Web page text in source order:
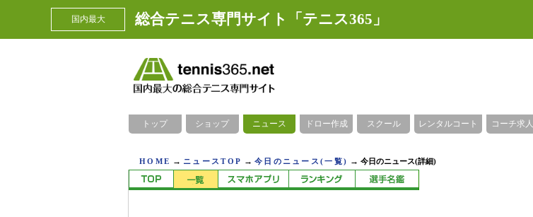
国内最大 総合テニス専門サイト「テニス365」
トップ ショップ ニュース ドロー作成 スクール レンタルコート コーチ求人
HOME → ニュースTOP →今日のニュース(一覧) →今日のニュース(詳細)